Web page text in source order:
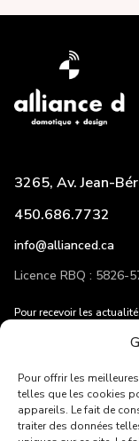
Pour offrir les
telles que les cookies
appareils. Le fait de
traiter des données
3265, Av. Jean-
450.686.7732
info@allianced.ca
Licence RBQ : 5826-
Pour recevoir les